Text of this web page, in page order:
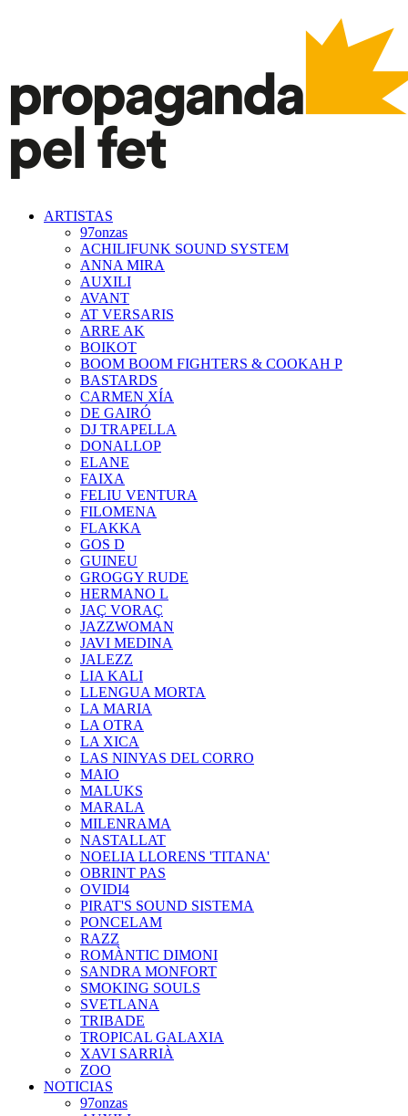
ARTISTAS
97onzas
ACHILIFUNK SOUND SYSTEM
ANNA MIRA
AUXILI
AVANT
AT VERSARIS
ARRE AK
BOIKOT
BOOM BOOM FIGHTERS & COOKAH P
BASTARDS
CARMEN XÍA
DE GAIRÓ
DJ TRAPELLA
DONALLOP
ELANE
FAIXA
FELIU VENTURA
FILOMENA
FLAKKA
GOS D
GUINEU
GROGGY RUDE
HERMANO L
JAÇ VORAÇ
JAZZWOMAN
JAVI MEDINA
JALEZZ
LIA KALI
LLENGUA MORTA
LA MARIA
LA OTRA
LA XICA
LAS NINYAS DEL CORRO
MAIO
MALUKS
MARALA
MILENRAMA
NASTALLAT
NOELIA LLORENS 'TITANA'
OBRINT PAS
OVIDI4
PIRAT'S SOUND SISTEMA
PONCELAM
RAZZ
ROMÀNTIC DIMONI
SANDRA MONFORT
SMOKING SOULS
SVETLANA
TRIBADE
TROPICAL GALAXIA
XAVI SARRIÀ
ZOO
NOTICIAS
97onzas